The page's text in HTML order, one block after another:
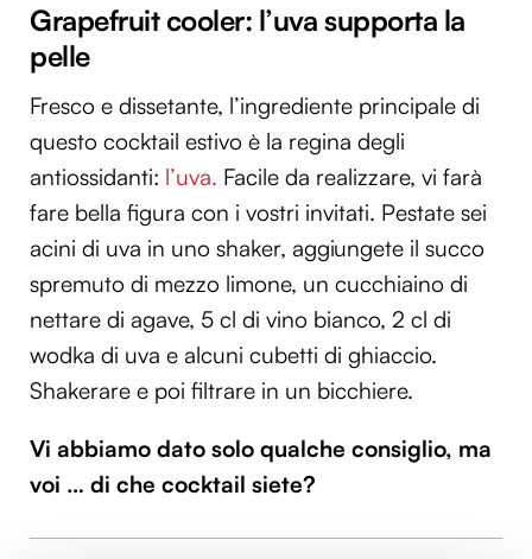
Grapefruit cooler: l’uva supporta la
pelle
Fresco e dissetante, l’ingrediente principale di
questo cocktail estivo è la regina degli
antiossidanti: l’uva. Facile da realizzare, vi farà
fare bella figura con i vostri invitati. Pestate sei
acini di uva in uno shaker, aggiungete il succo
spremuto di mezzo limone, un cucchiaino di
nettare di agave, 5 cl di vino bianco, 2 cl di
wodka di uva e alcuni cubetti di ghiaccio.
Shakerare e poi filtrare in un bicchiere.
Vi abbiamo dato solo qualche consiglio, ma
voi … di che cocktail siete?